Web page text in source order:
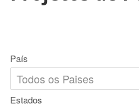
País
Estados